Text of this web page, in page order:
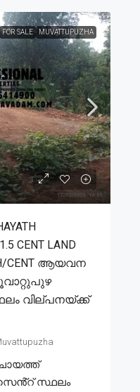
FOR SALE MUVATTUPUZHA
CENT LAND
CENT ആയവന
വില്പനയ്ക്ക്
സ്ഥലം